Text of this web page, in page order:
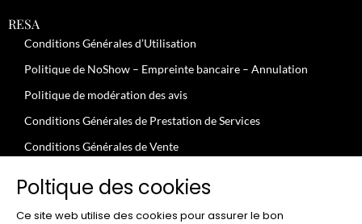
RESA
Conditions Générales d’Utilisation
Politique de NoShow – Empreinte bancaire – Annulation
Politique de modération des avis
Conditions Générales de Prestation de Services
Conditions Générales de Vente
JOBS
Conditions Générales – Clients Professionnels
Poltique des cookies
Ce site web utilise des cookies pour assurer le bon